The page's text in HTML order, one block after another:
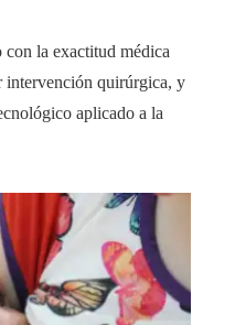
la exactitud médica
intervención quirúrgica, y
aplicado a la